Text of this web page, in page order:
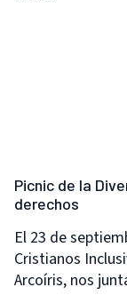
Picnic de la
derechos
El 23 de
Cristianos
Arcoíris, nos